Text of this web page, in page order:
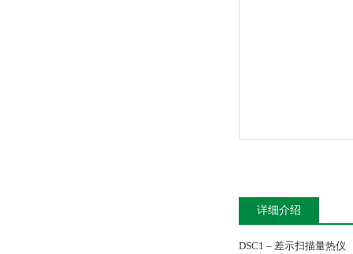
详细介绍
DSC1 – 差示扫描量热仪